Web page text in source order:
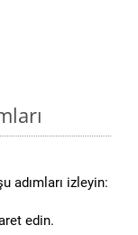
adımları izleyin:
edin.